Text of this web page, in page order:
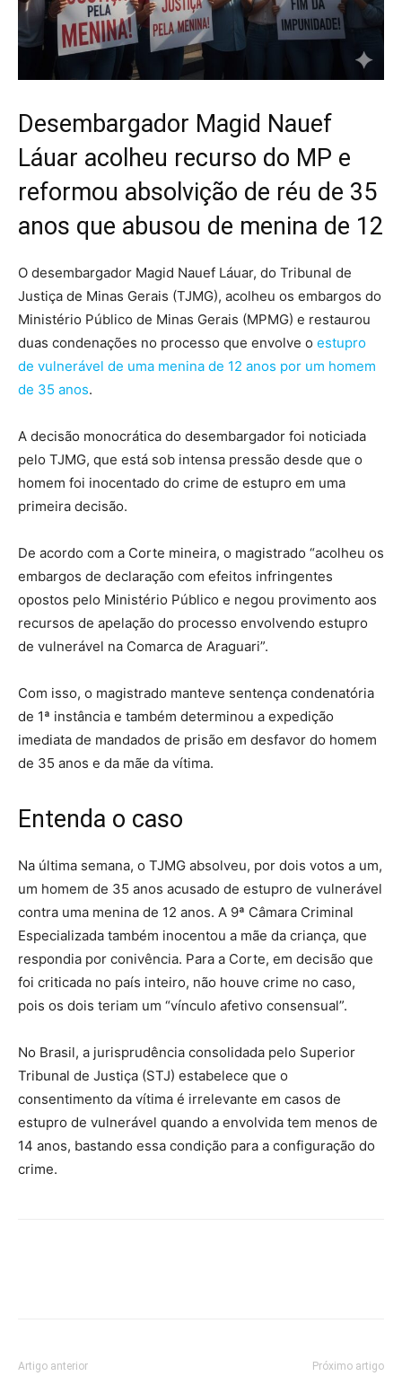
Desembargador Magid Nauef
Láuar acolheu recurso do MP e
reformou absolvição de réu de 35
anos que abusou de menina de 12
O desembargador Magid Nauef Láuar, do Tribunal de
Justiça de Minas Gerais (TJMG), acolheu os embargos do
Ministério Público de Minas Gerais (MPMG) e restaurou
duas condenações no processo que envolve o estupro
de vulnerável de uma menina de 12 anos por um homem
de 35 anos.
A decisão monocrática do desembargador foi noticiada
pelo TJMG, que está sob intensa pressão desde que o
homem foi inocentado do crime de estupro em uma
primeira decisão.
De acordo com a Corte mineira, o magistrado “acolheu os
embargos de declaração com efeitos infringentes
opostos pelo Ministério Público e negou provimento aos
recursos de apelação do processo envolvendo estupro
de vulnerável na Comarca de Araguari”.
Com isso, o magistrado manteve sentença condenatória
de 1ª instância e também determinou a expedição
imediata de mandados de prisão em desfavor do homem
de 35 anos e da mãe da vítima.
Entenda o caso
Na última semana, o TJMG absolveu, por dois votos a um,
um homem de 35 anos acusado de estupro de vulnerável
contra uma menina de 12 anos. A 9ª Câmara Criminal
Especializada também inocentou a mãe da criança, que
respondia por conivência. Para a Corte, em decisão que
foi criticada no país inteiro, não houve crime no caso,
pois os dois teriam um “vínculo afetivo consensual”.
No Brasil, a jurisprudência consolidada pelo Superior
Tribunal de Justiça (STJ) estabelece que o
consentimento da vítima é irrelevante em casos de
estupro de vulnerável quando a envolvida tem menos de
14 anos, bastando essa condição para a configuração do
crime.
Artigo anterior Próximo artigo